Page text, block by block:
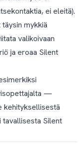
ei eleitä).
mykkiä
valikoivaan
ja eroaa Silent
—
kehityksellisestä
tavallisesta Silent